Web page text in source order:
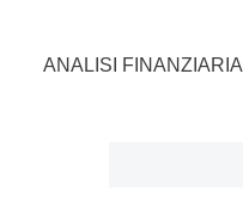
ANALISI FINANZIARIA